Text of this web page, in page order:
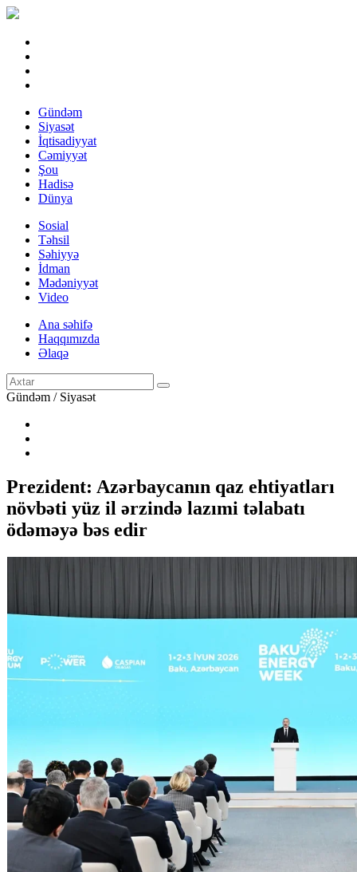
Gündəm
Siyasət
İqtisadiyyat
Cəmiyyət
Şou
Hadisə
Dünya
Sosial
Təhsil
Səhiyyə
İdman
Mədəniyyət
Video
Ana səhifə
Haqqımızda
Əlaqə
Gündəm / Siyasət
Prezident: Azərbaycanın qaz ehtiyatları
növbəti yüz il ərzində lazımi təlabatı
ödəməyə bəs edir